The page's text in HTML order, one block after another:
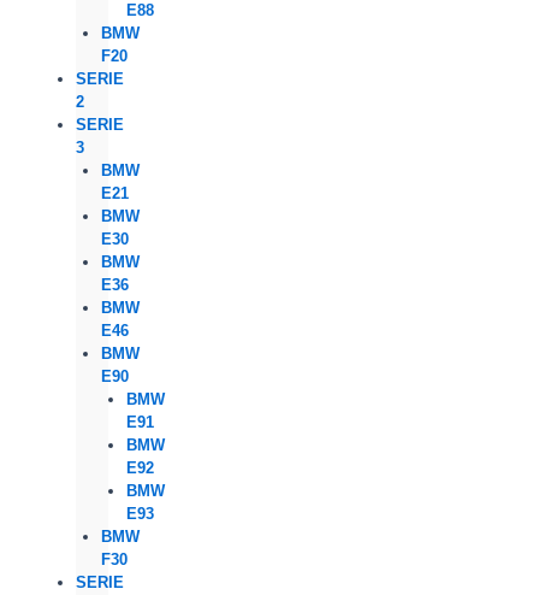
E88
BMW
F20
SERIE
2
SERIE
3
BMW
E21
BMW
E30
BMW
E36
BMW
E46
BMW
E90
BMW
E91
BMW
E92
BMW
E93
BMW
F30
SERIE